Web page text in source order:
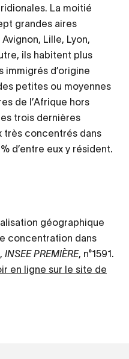
La moitié
grandes aires
Lille, Lyon,
ils habitent plus
immigrés d’origine
petites ou moyennes
de l’Afrique hors
trois dernières
très concentrés dans
d’entre eux y résident.
géographique
concentration dans
INSEE PREMIÈRE, n°1591.
en ligne sur le site de